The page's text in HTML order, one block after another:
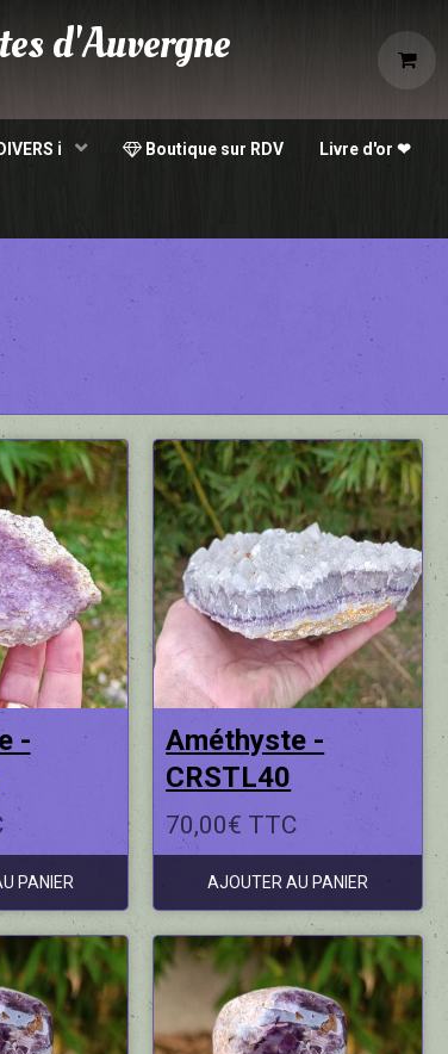
d'Auvergne
DIVERS ℹ Boutique sur RDV Livre d'or ❤
-
PANIER
Améthyste -
CRSTL40
70,00€ TTC
AJOUTER AU PANIER